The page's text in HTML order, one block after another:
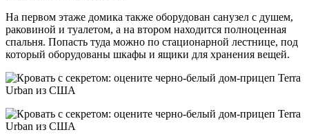
На первом этаже домика также оборудован санузел с душем,
раковиной и туалетом, а на втором находится полноценная
спальня. Попасть туда можно по стационарной лестнице, под
который оборудованы шкафы и ящики для хранения вещей.